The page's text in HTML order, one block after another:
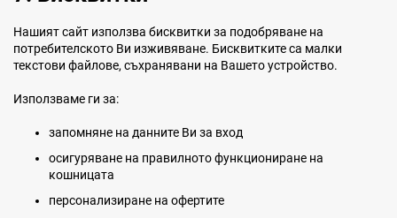
Нашият сайт използва бисквитки за подобряване на
потребителското Ви изживяване. Бисквитките са малки
текстови файлове, съхранявани на Вашето устройство.
Използваме ги за:
запомняне на данните Ви за вход
осигуряване на правилното функциониране на
кошницата
персонализиране на офертите